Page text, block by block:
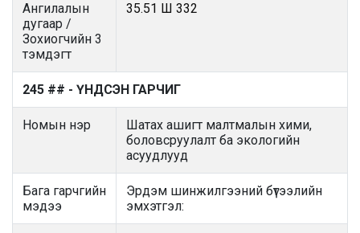
Ангилалын
дугаар /
Зохиогчийн 3
тэмдэгт
35.51 Ш 332
245 ## - ҮНДСЭН ГАРЧИГ
Номын нэр
Шатах ашигт малтмалын хими,
боловсруулалт ба экологийн
асуудлууд
Бага гарчгийн
мэдээ
Эрдэм шинжилгээний бүтээлийн
эмхэтгэл: